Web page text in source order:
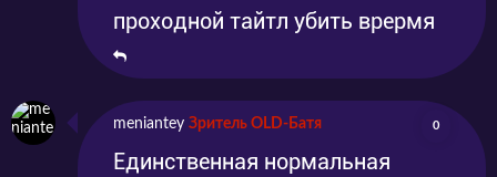
проходной тайтл убить врермя
meniantey Зритель OLD-Батя 0
Единственная нормальная